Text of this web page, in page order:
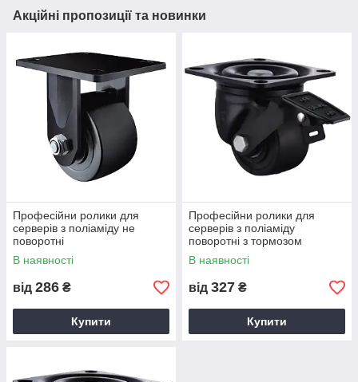
Акційні пропозиції та новинки
Професійни ролики для
серверів з поліаміду не
поворотні
В наявності
від 286 ₴
Купити
Професійни ролики для
серверів з поліаміду
поворотні з тормозом
В наявності
від 327 ₴
Купити